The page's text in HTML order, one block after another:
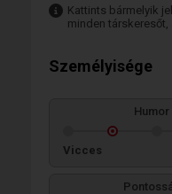
Kattints bármelyik
minden
Személyisége
Humor
Vicces